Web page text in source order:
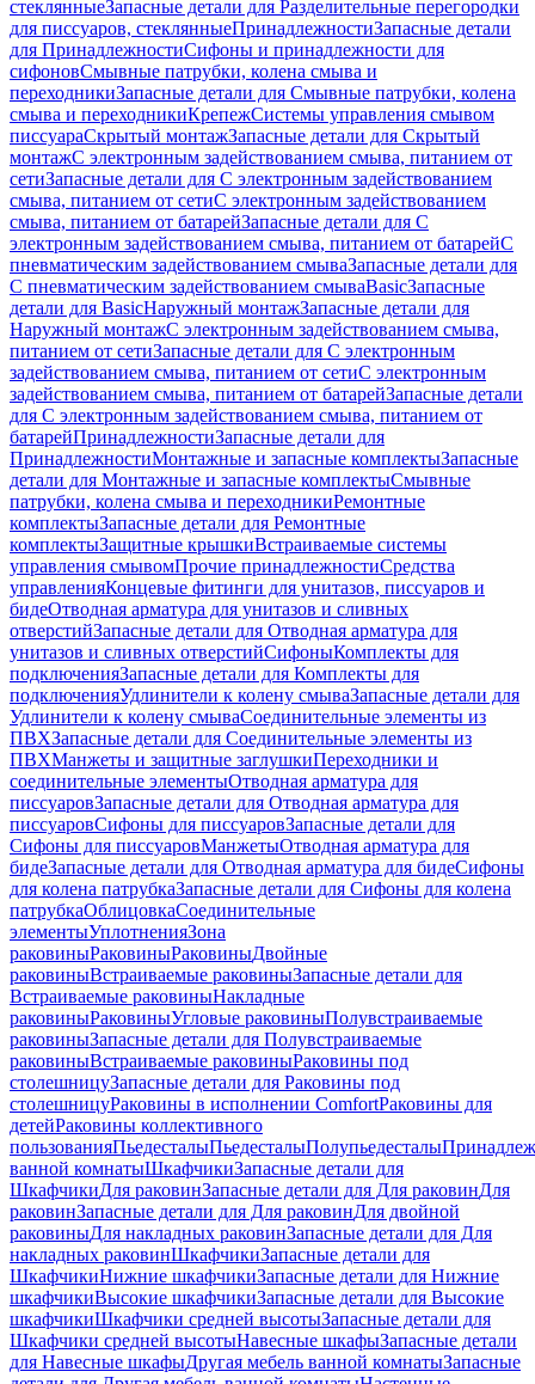
стеклянныеЗапасные детали для Разделительные перегородки
для писсуаров, стеклянныеПринадлежностиЗапасные детали
для ПринадлежностиСифоны и принадлежности для
сифоновСмывные патрубки, колена смыва и
переходникиЗапасные детали для Смывные патрубки, колена
смыва и переходникиКрепежСистемы управления смывом
писсуараСкрытый монтажЗапасные детали для Скрытый
монтажС электронным задействованием смыва, питанием от
сетиЗапасные детали для С электронным задействованием
смыва, питанием от сетиС электронным задействованием
смыва, питанием от батарейЗапасные детали для С
электронным задействованием смыва, питанием от батарейС
пневматическим задействованием смываЗапасные детали для
С пневматическим задействованием смываBasicЗапасные
детали для BasicНаружный монтажЗапасные детали для
Наружный монтажС электронным задействованием смыва,
питанием от сетиЗапасные детали для С электронным
задействованием смыва, питанием от сетиС электронным
задействованием смыва, питанием от батарейЗапасные детали
для С электронным задействованием смыва, питанием от
батарейПринадлежностиЗапасные детали для
ПринадлежностиМонтажные и запасные комплектыЗапасные
детали для Монтажные и запасные комплектыСмывные
патрубки, колена смыва и переходникиРемонтные
комплектыЗапасные детали для Ремонтные
комплектыЗащитные крышкиВстраиваемые системы
управления смывомПрочие принадлежностиСредства
управленияКонцевые фитинги для унитазов, писсуаров и
бидеОтводная арматура для унитазов и сливных
отверстийЗапасные детали для Отводная арматура для
унитазов и сливных отверстийСифоныКомплекты для
подключенияЗапасные детали для Комплекты для
подключенияУдлинители к колену смываЗапасные детали для
Удлинители к колену смываСоединительные элементы из
ПВХЗапасные детали для Соединительные элементы из
ПВХМанжеты и защитные заглушкиПереходники и
соединительные элементыОтводная арматура для
писсуаровЗапасные детали для Отводная арматура для
писсуаровCифоны для писсуаровЗапасные детали для
Cифоны для писсуаровМанжетыОтводная арматура для
бидеЗапасные детали для Отводная арматура для бидеСифоны
для колена патрубкаЗапасные детали для Сифоны для колена
патрубкаОблицовкаСоединительные
элементыУплотненияЗона
раковиныРаковиныРаковиныДвойные
раковиныВстраиваемые раковиныЗапасные детали для
Встраиваемые раковиныНакладные
раковиныРаковиныУгловые раковиныПолувстраиваемые
раковиныЗапасные детали для Полувстраиваемые
раковиныВстраиваемые раковиныРаковины под
столешницуЗапасные детали для Раковины под
столешницуРаковины в исполнении ComfortPаковины для
детейРаковины коллективного
пользованияПьедесталыПьедесталыПолупьедесталы
ванной комнатыШкафчикиЗапасные детали для
ШкафчикиДля раковинЗапасные детали для Для раковинДля
раковинЗапасные детали для Для раковинДля двойной
раковиныДля накладных pаковинЗапасные детали для Для
накладных pаковинШкафчикиЗапасные детали для
ШкафчикиНижние шкафчикиЗапасные детали для Нижние
шкафчикиВысокие шкафчикиЗапасные детали для Высокие
шкафчикиШкафчики средней высотыЗапасные детали для
Шкафчики средней высотыНавесные шкафыЗапасные детали
для Навесные шкафыДругая мебель ванной комнатыЗапасные